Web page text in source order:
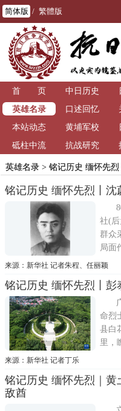
简体版 / 繁體版
首 页 中日历史
英雄名录
口述回忆
本站动态
黄埔军校
砥柱中流
抗战研究
英雄名录> 铭记历史 缅怀先烈
铭记历史 缅怀先烈丨沈
社(
群众
局面
军曾
蔚
寿
人，
来源：新华社 记者朱程、任丽颖
铭记历史 缅怀先烈丨
命烈
县白
里，
东
下
烈
来源：新华社 记者丁乐
铭记历史 缅怀先烈｜
敌酋